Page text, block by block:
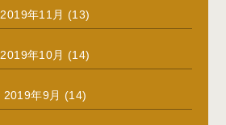
2019年11月 (13)
2019年10月 (14)
2019年9月 (14)